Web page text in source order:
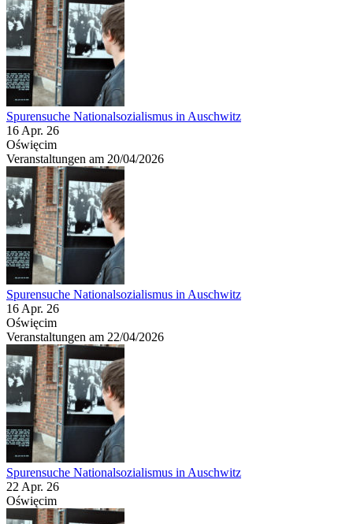
Spurensuche Nationalsozialismus in Auschwitz
16 Apr. 26
Oświęcim
Veranstaltungen am 20/04/2026
Spurensuche Nationalsozialismus in Auschwitz
16 Apr. 26
Oświęcim
Veranstaltungen am 22/04/2026
Spurensuche Nationalsozialismus in Auschwitz
22 Apr. 26
Oświęcim